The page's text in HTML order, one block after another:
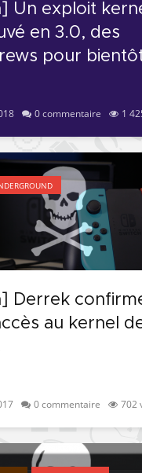
Un exploit
en 3.0, des
pour
0 commentaire 1
Derrek
au kernel
0 commentaire 702